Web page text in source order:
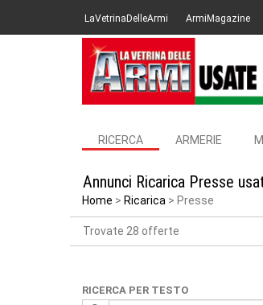
LaVetrinaDelleArmi ArmiMagazine
RICERCA ARMERIE
Annunci Ricarica Presse
Home Ricarica Presse
Trovate 28 offerte
RICERCA PER TESTO